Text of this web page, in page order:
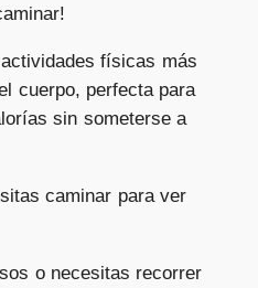
físicas más
cuerpo, perfecta para
sin someterse a
caminar para ver
o necesitas recorrer